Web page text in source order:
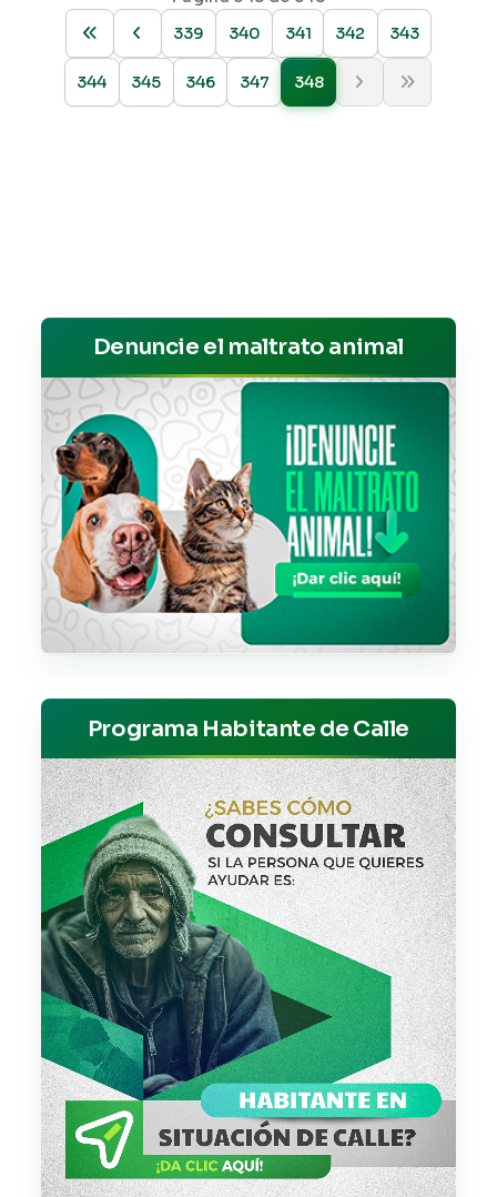
339
340 341 342 343
344 345 346 347 348
Denuncie el maltrato animal
Programa Habitante de Calle